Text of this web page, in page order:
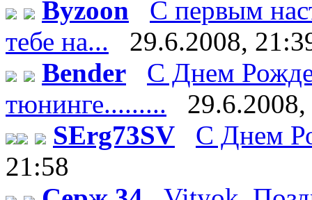
Byzoon
С первым
тебе на...
29.6.2008,
Bender
С Днем
тюнинге.........
SErg73SV
С Днем
21:58